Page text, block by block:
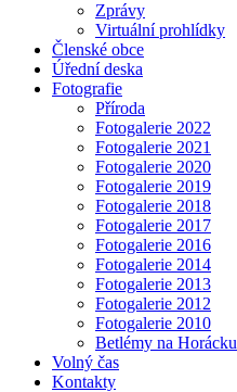
Zprávy
Virtuální prohlídky
Členské obce
Úřední deska
Fotografie
Příroda
Fotogalerie 2022
Fotogalerie 2021
Fotogalerie 2020
Fotogalerie 2019
Fotogalerie 2018
Fotogalerie 2017
Fotogalerie 2016
Fotogalerie 2014
Fotogalerie 2013
Fotogalerie 2012
Fotogalerie 2010
Betlémy na Horácku
Volný čas
Kontakty